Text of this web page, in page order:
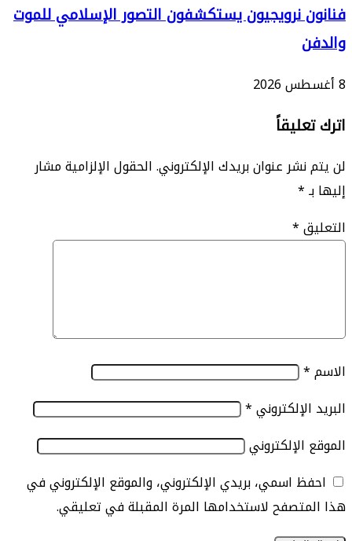
نرويجيون يستكشفون التصور الإسلامي للموت
عنوان بريدك الإلكتروني.الحقول الإلزامية مشار
*
*
*
اسمي، بريدي الإلكتروني، والموقع الإلكتروني في
لاستخدامها المرة المقبلة في تعليقي.